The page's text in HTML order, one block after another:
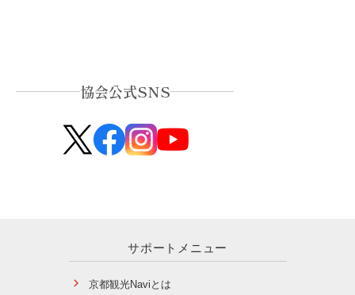
協会公式SNS
サポートメニュー
京都観光Naviとは